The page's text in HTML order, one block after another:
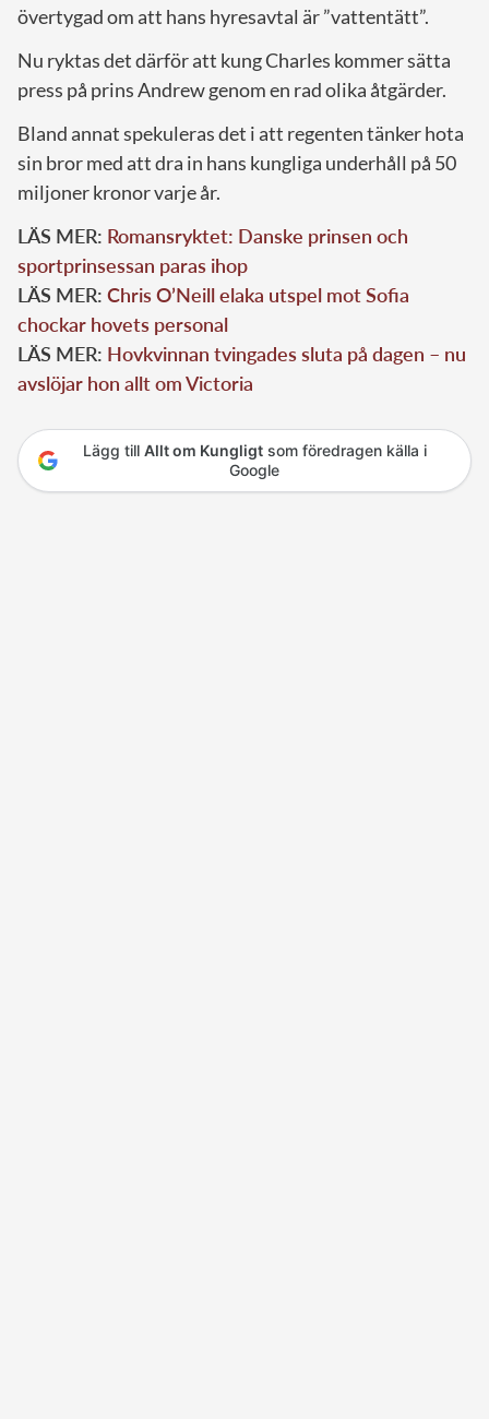
övertygad om att hans hyresavtal är ”vattentätt”.
Nu ryktas det därför att kung Charles kommer sätta
press på prins Andrew genom en rad olika åtgärder.
Bland annat spekuleras det i att regenten tänker hota
sin bror med att dra in hans kungliga underhåll på 50
miljoner kronor varje år.
LÄS MER: Romansryktet: Danske prinsen och
sportprinsessan paras ihop
LÄS MER: Chris O’Neill elaka utspel mot Sofia
chockar hovets personal
LÄS MER: Hovkvinnan tvingades sluta på dagen – nu
avslöjar hon allt om Victoria
Lägg till Allt om Kungligtsom föredragen källa i
Google